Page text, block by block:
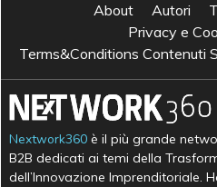
About Autori
Privacy e
Terms&Conditions Contenuti
Nextwork360 è il più grande
B2B dedicati ai temi della
dell’Innovazione Imprenditoriale.